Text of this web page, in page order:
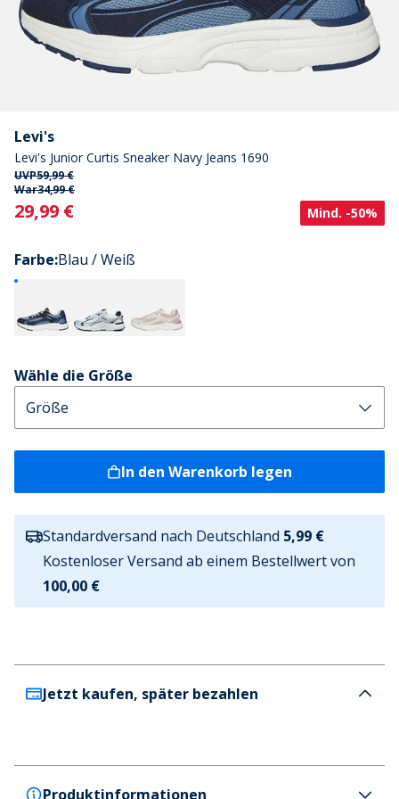
Levi's
Levi's Junior Curtis Sneaker Navy Jeans 1690
UVP59,99 €
War34,99 €
Current
29,99 € Mind. -50%
Farbe:Blau / Weiß
Wähle die Größe
In den Warenkorb legen
Standardversand nach Deutschland 5,99 €
Kostenloser Versand ab einem Bestellwert von
100,00 €
Jetzt kaufen, später bezahlen
Produktinformationen